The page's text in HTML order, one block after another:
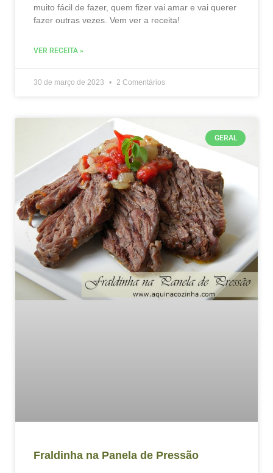
muito fácil de fazer, quem fizer vai amar e vai querer
fazer outras vezes. Vem ver a receita!
VER RECEITA »
30 de março de 2023 2 Comentários
GERAL
Fraldinha na Panela de Pressão